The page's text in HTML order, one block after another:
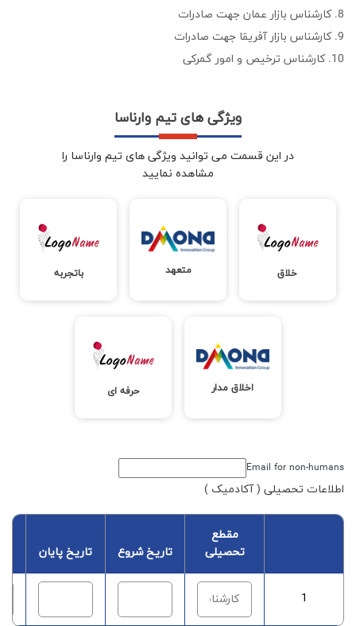
8. کارشناس بازار عمان جهت صادرات
9. کارشناس بازار آفریقا جهت صادرات
10. کارشناس ترخیص و امور گمرکی
ویژگی های تیم وارناسا
در این قسمت می توانید ویژگی های تیم وارناسا را
مشاهده نمایید
خلاق متعهد باتجربه
اخلاق مدار حرفه ای
Email for non-humans
اطلاعات تحصیلی ( آکادمیک )
مقطع
تحصیلی
تاریخ شروع تاریخ پایان
1